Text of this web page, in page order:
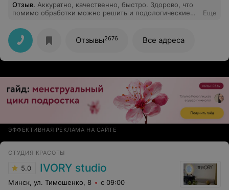
Отзыв. Аккуратно, качественно, быстро. Здорово, что
помимо обработки можно решить и подологические
Еще
Отзывы2676 Все адреса
ЭФФЕКТИВНАЯ РЕКЛАМА НА САЙТЕ
СТУДИЯ КРАСОТЫ
5.0 IVORY studio
Минск, ул. Тимошенко, 8 с 09:00